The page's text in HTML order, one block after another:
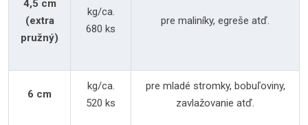
4,5 cm
(extra
pružný)
kg/ca.
680 ks
pre maliníky, egreše atď.
6 cm
kg/ca.
520 ks
pre mladé stromky, bobuľoviny,
zavlažovanie atď.